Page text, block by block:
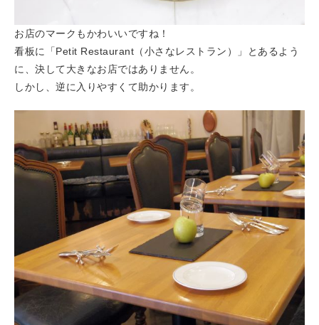
お店のマークもかわいいですね！
看板に「Petit Restaurant（小さなレストラン）」とあるよう
に、決して大きなお店ではありません。
しかし、逆に入りやすくて助かります。